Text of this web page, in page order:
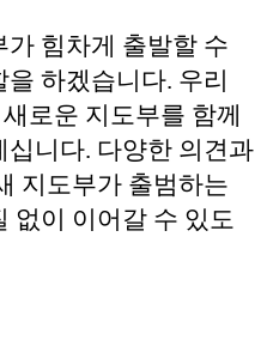
힘차게 출발할 수
하겠습니다. 우리
로운 지도부를 함께
니다. 다양한 의견과
지도부가 출범하는
없이 이어갈 수 있도